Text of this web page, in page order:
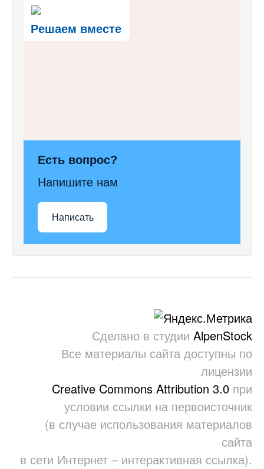
Решаем вместе
Есть вопрос?
Напишите нам
Написать
Сделано в студии AlpenStock
Все материалы сайта доступны по
лицензии
Creative Commons Attribution 3.0 при
условии ссылки на первоисточник
(в случае использования материалов
сайта
в сети Интернет – интерактивная ссылка).